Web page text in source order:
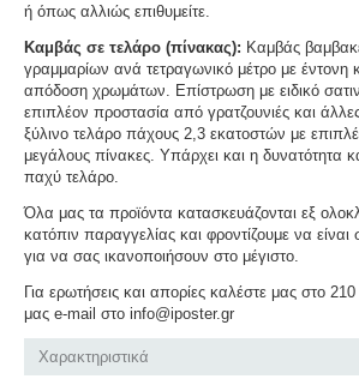
ή όπως αλλιώς επιθυμείτε.
Καμβάς σε τελάρο (πίνακας): Καμβάς
γραμμαρίων ανά τετραγωνικό μέτρο με έντονη
απόδοση χρωμάτων. Επίστρωση με ειδικό
επιπλέον προστασία από γρατζουνιές και
ξύλινο τελάρο πάχους 2,3 εκατοστών με
μεγάλους πίνακες. Υπάρχει και η δυνατότητα
παχύ τελάρο.
Όλα μας τα προϊόντα κατασκευάζονται εξ
κατόπιν παραγγελίας και φροντίζουμε να είναι
για να σας ικανοποιήσουν στο μέγιστο.
Για ερωτήσεις και απορίες καλέστε μας στο
μας e-mail στο info@iposter.gr
Χαρακτηριστικά